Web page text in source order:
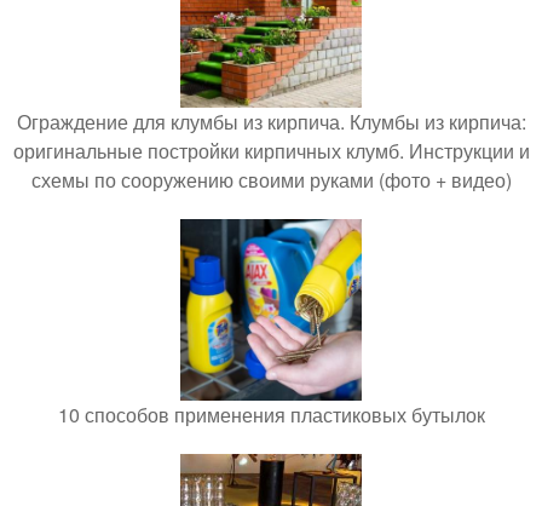
Ограждение для клумбы из кирпича. Клумбы из кирпича:
оригинальные постройки кирпичных клумб. Инструкции и
схемы по сооружению своими руками (фото + видео)
10 способов применения пластиковых бутылок